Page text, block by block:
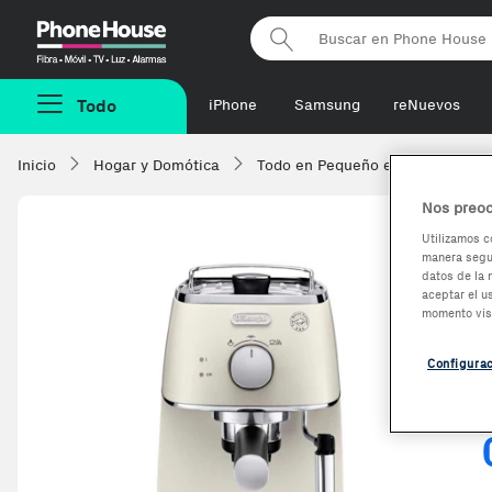
Phonehouse
Todo iPhone Samsung reNuevos
Inicio Hogar y Domótica Todo en Pequeño
Nos
Utilizamos
manera
datos de la
aceptar el
momento